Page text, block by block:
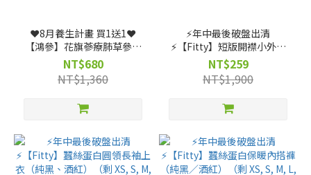
❤️8月養生計畫 買1送1❤️
【鴻參】花旗蔘療肺草參沛
飲 x 2盒 (25ml x 10包/盒)｜
人蔘飲(效期: 20261117)
NT$680
NT$1,360
⚡️年中最後破盤出清
⚡️【Fitty】短版開襟小外套
（剩 M, L 號）
NT$259
NT$1,900